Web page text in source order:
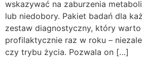
wskazywać na zaburzenia
lub niedobory. Pakiet badań dla
zestaw diagnostyczny, który
profilaktycznie raz w roku –
czy trybu życia. Pozwala on […]